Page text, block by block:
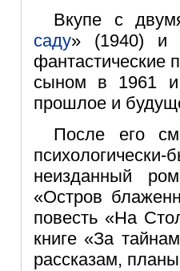
Вкупе с
саду» (1940) и
фантастические
сыном в 1961 и
прошлое и
После его
неизданный
«Остров
повесть «На
книге «За
рассказам,